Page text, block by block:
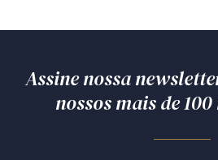
Assine nossa
nossos mais de